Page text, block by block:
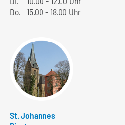
Do.
15.00 - 18.00 Uhr
St. Johannes